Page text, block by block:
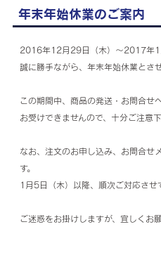
年末年始休業のご案内
2016年12月29日（木）～2017年1
誠に勝手ながら、年末年始休業とさ
この期間中、商品の発送・お問合せ
お受けできませんので、十分ご注意下
なお、注文のお申し込み、お問合せ
す。
1月5日（木）以降、順次ご対応させ
ご迷惑をお掛けしますが、宜しくお